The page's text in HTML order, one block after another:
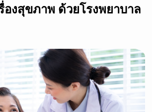
องสุขภาพ ด้วยโรงพยาบาล